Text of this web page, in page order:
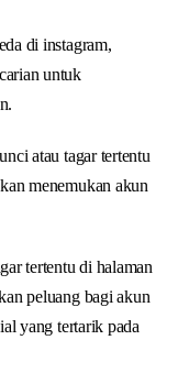
di instagram,
untuk
atau tagar tertentu
menemukan akun
tertentu di halaman
peluang bagi akun
yang tertarik pada